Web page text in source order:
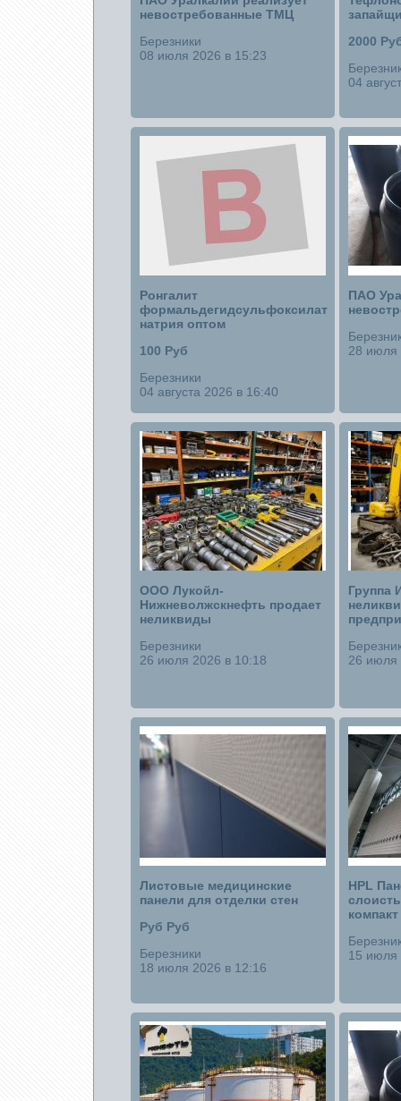
невостребованные ТМЦ
Березники
08 июля 2026 в 15:23
2000
04
Ронгалит
формальдегидсульфоксилат
натрия оптом
100 Руб
Березники
04 августа 2026 в 16:40
ПАО
28 июля
ООО Лукойл-
Нижневолжскнефть продает
неликвиды
Березники
26 июля 2026 в 10:18
Группа
26 июля
Листовые медицинские
панели для отделки стен
Руб Руб
Березники
18 июля 2026 в 12:16
HPL
компакт
15 июля